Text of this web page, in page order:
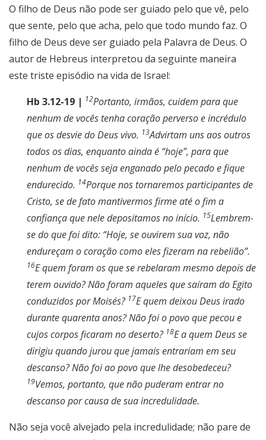
O filho de Deus não pode ser guiado pelo que vê, pelo
que sente, pelo que acha, pelo que todo mundo faz. O
filho de Deus deve ser guiado pela Palavra de Deus. O
autor de Hebreus interpretou da seguinte maneira
este triste episódio na vida de Israel:
Hb 3.12-19 | 12Portanto, irmãos, cuidem para que
nenhum de vocês tenha coração perverso e incrédulo
que os desvie do Deus vivo. 13Advirtam uns aos outros
todos os dias, enquanto ainda é “hoje”, para que
nenhum de vocês seja enganado pelo pecado e fique
endurecido. 14Porque nos tornaremos participantes de
Cristo, se de fato mantivermos firme até o fim a
confiança que nele depositamos no início. 15Lembrem-
se do que foi dito: “Hoje, se ouvirem sua voz, não
endureçam o coração como eles fizeram na rebelião”.
16E quem foram os que se rebelaram mesmo depois de
terem ouvido? Não foram aqueles que saíram do Egito
conduzidos por Moisés? 17E quem deixou Deus irado
durante quarenta anos? Não foi o povo que pecou e
cujos corpos ficaram no deserto? 18E a quem Deus se
dirigiu quando jurou que jamais entrariam em seu
descanso? Não foi ao povo que lhe desobedeceu?
19Vemos, portanto, que não puderam entrar no
descanso por causa de sua incredulidade.
Não seja você alvejado pela incredulidade; não pare de